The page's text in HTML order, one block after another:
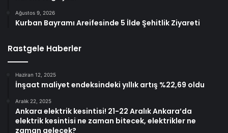
Ağustos 9, 2026
Kurban Bayramı Areifesinde 5 İlde Şehitlik Ziyareti
Rastgele Haberler
Haziran 12, 2025
İnşaat maliyet endeksindeki yıllık artış %22,69 oldu
Aralık 22, 2025
Ankara elektrik kesintisi! 21-22 Aralık Ankara’da
elektrik kesintisi ne zaman bitecek, elektrikler ne
zaman gelecek?